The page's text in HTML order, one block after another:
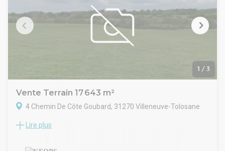
A 64, sortie 37b (Cugnaux, Villeneuve-Tolosane)
Disponibilité immédiate
Honoraires en sus +6 % HT charge acquéreur
1 / 3
Vente Terrain 17 643 m²
4 Chemin De Côte Goubard, 31270 Villeneuve-Tolosane
Terrains industriels à vendre, au sud-ouest de Toulouse, à
Terrains viabilisés :
Lire plus